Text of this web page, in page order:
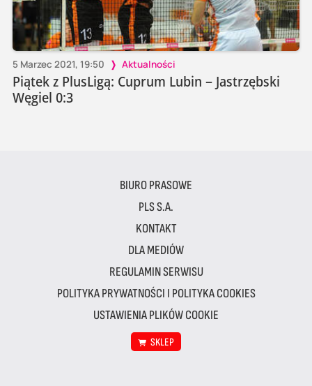
5 Marzec 2021, 19:50 Aktualności
Piątek z PlusLigą: Cuprum Lubin – Jastrzębski
Węgiel 0:3
BIURO PRASOWE
PLS S.A.
KONTAKT
DLA MEDIÓW
REGULAMIN SERWISU
POLITYKA PRYWATNOŚCI I POLITYKA COOKIES
USTAWIENIA PLIKÓW COOKIE
SKLEP